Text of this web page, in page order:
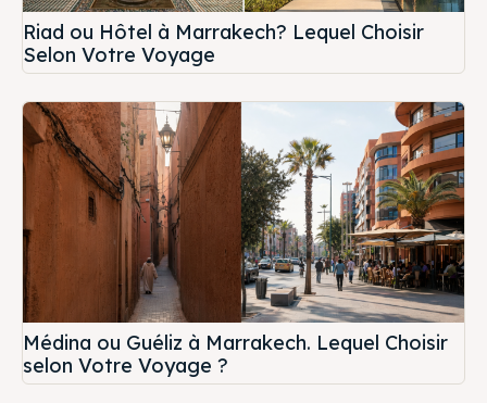
Riad ou Hôtel à Marrakech? Lequel Choisir
Selon Votre Voyage
Médina ou Guéliz à Marrakech. Lequel Choisir
selon Votre Voyage ?